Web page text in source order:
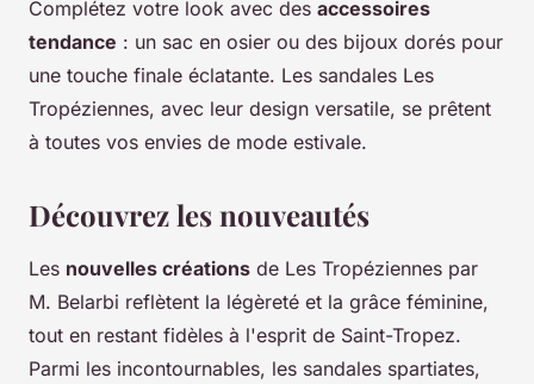
Complétez votre look avec des accessoires
tendance : un sac en osier ou des bijoux dorés pour
une touche finale éclatante. Les sandales Les
Tropéziennes, avec leur design versatile, se prêtent
à toutes vos envies de mode estivale.
Découvrez les nouveautés
Les nouvelles créations de Les Tropéziennes par
M. Belarbi reflètent la légèreté et la grâce féminine,
tout en restant fidèles à l'esprit de Saint-Tropez.
Parmi les incontournables, les sandales spartiates,